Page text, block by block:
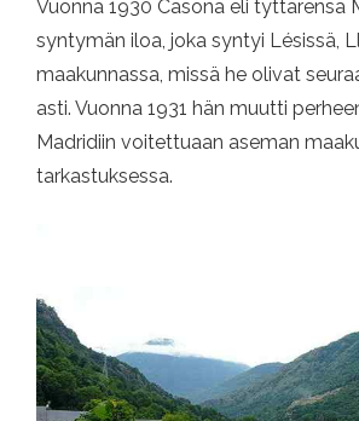
Vuonna 1930 Casona eli tyttärensä
syntymän iloa, joka syntyi Lésissä,
maakunnassa, missä he olivat
asti. Vuonna 1931 hän muutti
Madridiin voitettuaan aseman
tarkastuksessa.